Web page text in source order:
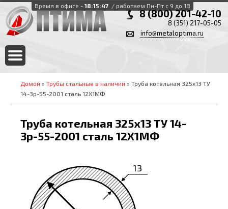
Время в офисе - 18:15:47 / работаем Пн-Пт с 9 до 18
8 (800) 201-42-10
8 (351) 217-05-05
info@metaloptima.ru
Домой » Трубы стальные в наличии » Труба котельная 325х13 ТУ
14-3р-55-2001 сталь 12Х1МФ
Труба котельная 325х13 ТУ 14-
3р-55-2001 сталь 12Х1МФ
13